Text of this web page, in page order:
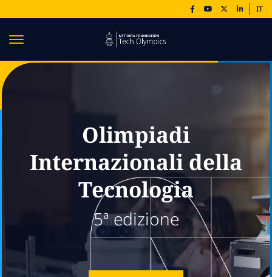
IT
Olimpiadi
Internazionali della
Tecnologia
5ª edizione